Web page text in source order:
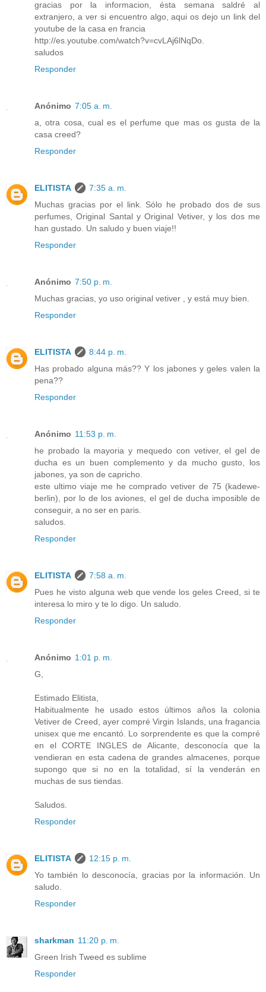
gracias por la informacion, ésta semana saldré al
extranjero, a ver si encuentro algo, aqui os dejo un link del
youtube de la casa en francia
http://es.youtube.com/watch?v=cvLAj6lNqDo.
saludos
Responder
Anónimo 7:05 a. m.
a, otra cosa, cual es el perfume que mas os gusta de la
casa creed?
Responder
ELITISTA
7:35 a. m.
Muchas gracias por el link. Sólo he probado dos de sus
perfumes, Original Santal y Original Vetiver, y los dos me
han gustado. Un saludo y buen viaje!!
Responder
Anónimo 7:50 p. m.
Muchas gracias, yo uso original vetiver , y está muy bien.
Responder
ELITISTA
8:44 p. m.
Has probado alguna más?? Y los jabones y geles valen la
pena??
Responder
Anónimo 11:53 p. m.
he probado la mayoria y mequedo con vetiver, el gel de
ducha es un buen complemento y da mucho gusto, los
jabones, ya son de capricho.
este ultimo viaje me he comprado vetiver de 75 (kadewe-
berlin), por lo de los aviones, el gel de ducha imposible de
conseguir, a no ser en paris.
saludos.
Responder
ELITISTA
7:58 a. m.
Pues he visto alguna web que vende los geles Creed, si te
interesa lo miro y te lo digo. Un saludo.
Responder
Anónimo 1:01 p. m.
G,
Estimado Elitista,
Habitualmente he usado estos últimos años la colonia
Vetiver de Creed, ayer compré Virgin Islands, una fragancia
unisex que me encantó. Lo sorprendente es que la compré
en el CORTE INGLES de Alicante, desconocía que la
vendieran en esta cadena de grandes almacenes, porque
supongo que si no en la totalidad, sí la venderán en
muchas de sus tiendas.
Saludos.
Responder
ELITISTA
12:15 p. m.
Yo también lo desconocía, gracias por la información. Un
saludo.
Responder
sharkman 11:20 p. m.
Green Irish Tweed es sublime
Responder